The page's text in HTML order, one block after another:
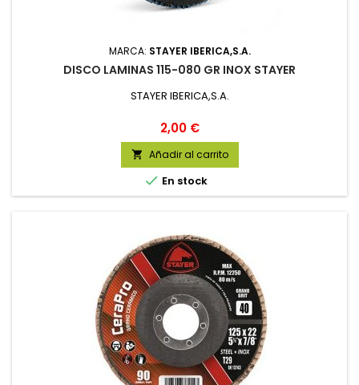
MARCA: STAYER IBERICA,S.A.
DISCO LAMINAS 115-080 GR INOX STAYER
STAYER IBERICA,S.A.
Precio
2,00 €
 Añadir al carrito
 En stock